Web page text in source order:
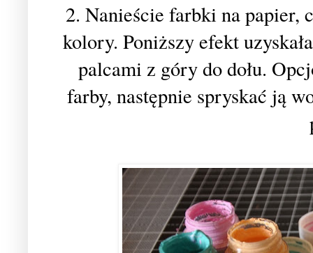
2. Nanieście farbki na papier,
kolory. Poniższy efekt
palcami z góry do dołu.
farby, następnie spryskać ją